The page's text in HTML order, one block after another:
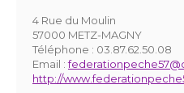
4 Rue du Moulin
57000 METZ-MAGNY
Téléphone : 03.87.62.50.08
Email :
http://